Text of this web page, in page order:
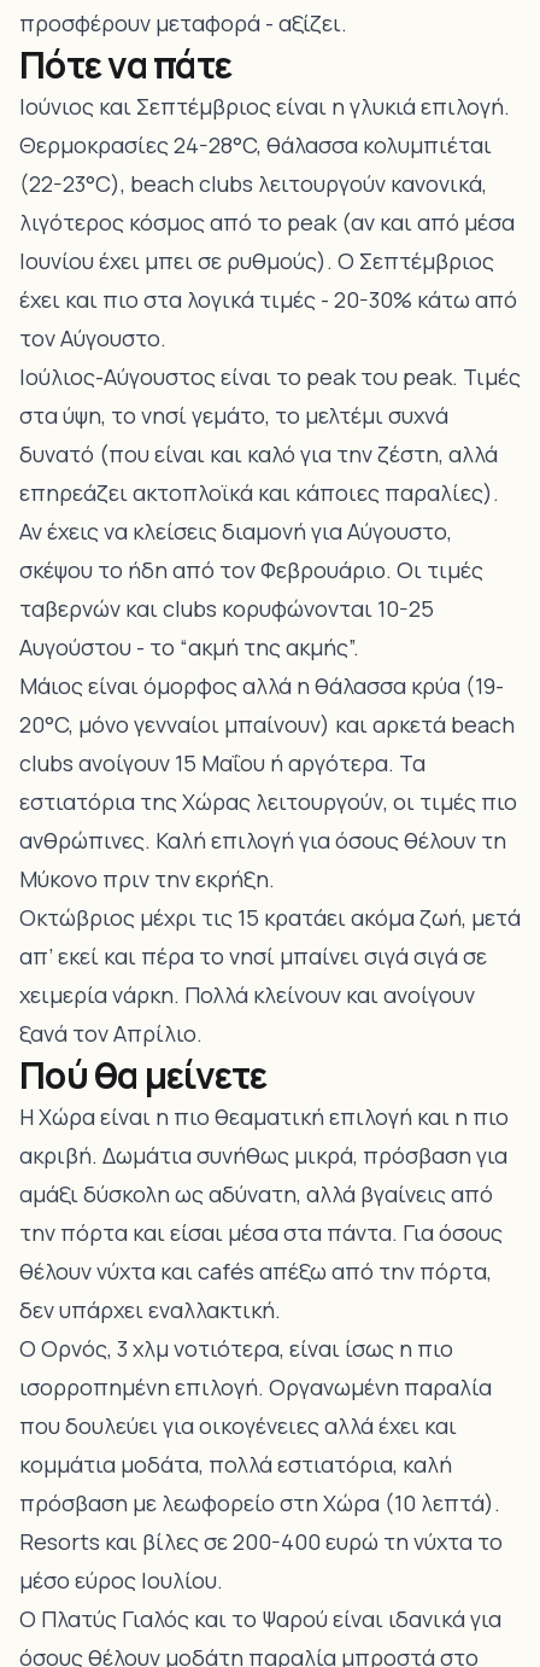
προσφέρουν μεταφορά - αξίζει.
Πότε να πάτε
Ιούνιος και Σεπτέμβριος είναι η γλυκιά επιλογή.
Θερμοκρασίες 24-28°C, θάλασσα κολυμπιέται
(22-23°C), beach clubs λειτουργούν κανονικά,
λιγότερος κόσμος από το peak (αν και από μέσα
Ιουνίου έχει μπει σε ρυθμούς). Ο Σεπτέμβριος
έχει και πιο στα λογικά τιμές - 20-30% κάτω από
τον Αύγουστο.
Ιούλιος-Αύγουστος είναι το peak του peak. Τιμές
στα ύψη, το νησί γεμάτο, το μελτέμι συχνά
δυνατό (που είναι και καλό για την ζέστη, αλλά
επηρεάζει ακτοπλοϊκά και κάποιες παραλίες).
Αν έχεις να κλείσεις διαμονή για Αύγουστο,
σκέψου το ήδη από τον Φεβρουάριο. Οι τιμές
ταβερνών και clubs κορυφώνονται 10-25
Αυγούστου - το “ακμή της ακμής”.
Μάιος είναι όμορφος αλλά η θάλασσα κρύα (19-
20°C, μόνο γενναίοι μπαίνουν) και αρκετά beach
clubs ανοίγουν 15 Μαΐου ή αργότερα. Τα
εστιατόρια της Χώρας λειτουργούν, οι τιμές πιο
ανθρώπινες. Καλή επιλογή για όσους θέλουν τη
Μύκονο πριν την εκρήξη.
Οκτώβριος μέχρι τις 15 κρατάει ακόμα ζωή, μετά
απ’ εκεί και πέρα το νησί μπαίνει σιγά σιγά σε
χειμερία νάρκη. Πολλά κλείνουν και ανοίγουν
ξανά τον Απρίλιο.
Πού θα μείνετε
Η Χώρα είναι η πιο θεαματική επιλογή και η πιο
ακριβή. Δωμάτια συνήθως μικρά, πρόσβαση για
αμάξι δύσκολη ως αδύνατη, αλλά βγαίνεις από
την πόρτα και είσαι μέσα στα πάντα. Για όσους
θέλουν νύχτα και cafés απέξω από την πόρτα,
δεν υπάρχει εναλλακτική.
Ο Ορνός, 3 χλμ νοτιότερα, είναι ίσως η πιο
ισορροπημένη επιλογή. Οργανωμένη παραλία
που δουλεύει για οικογένειες αλλά έχει και
κομμάτια μοδάτα, πολλά εστιατόρια, καλή
πρόσβαση με λεωφορείο στη Χώρα (10 λεπτά).
Resorts και βίλες σε 200-400 ευρώ τη νύχτα το
μέσο εύρος Ιουλίου.
Ο Πλατύς Γιαλός και το Ψαρού είναι ιδανικά για
όσους θέλουν μοδάτη παραλία μπροστά στο